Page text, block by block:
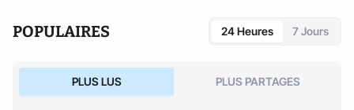
POPULAIRES 24 Heures 7 Jours
PLUS LUS PLUS PARTAGES